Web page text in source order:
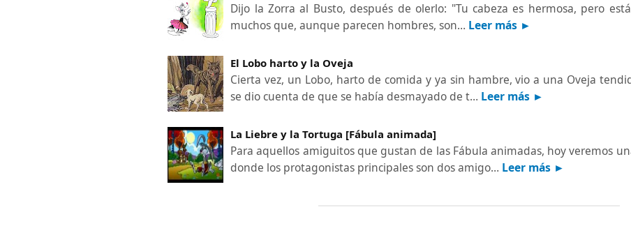
Dijo la Zorra al Busto, después de olerlo: "Tu cabeza es hermosa, pero
muchos que, aunque parecen hombres, son… Leer más ►
El Lobo harto y la Oveja
Cierta vez, un Lobo, harto de comida y ya sin hambre, vio a una Oveja
se dio cuenta de que se había desmayado de t… Leer más ►
La Liebre y la Tortuga [Fábula animada]
Para aquellos amiguitos que gustan de las Fábula animadas, hoy veremos
donde los protagonistas principales son dos amigo… Leer más ►